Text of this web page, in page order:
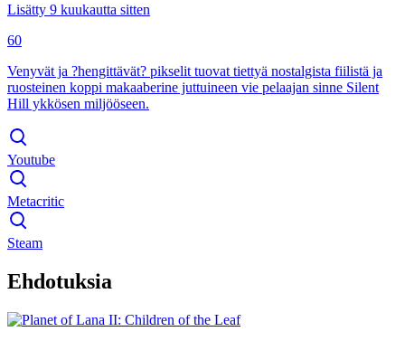
Lisätty 9 kuukautta sitten
60
Venyvät ja ?hengittävät? pikselit tuovat tiettyä nostalgista fiilistä ja
ruosteinen koppi makaaberine juttuineen vie pelaajan sinne Silent
Hill ykkösen miljööseen.
Youtube
Metacritic
Steam
Ehdotuksia